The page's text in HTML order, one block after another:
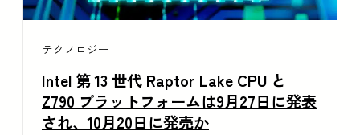
テクノロジー
Intel 第 13 世代 Raptor Lake CPU と
Z790 プラットフォームは9月27日に発表
され、10月20日に発売か